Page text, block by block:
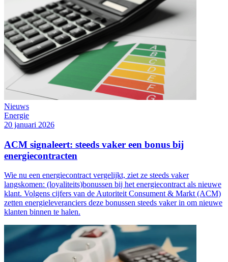
Nieuws
Energie
20 januari 2026
ACM signaleert: steeds vaker een bonus bij
energiecontracten
Wie nu een energiecontract vergelijkt, ziet ze steeds vaker
langskomen: (loyaliteits)bonussen bij het energiecontract als nieuwe
klant. Volgens cijfers van de Autoriteit Consument & Markt (ACM)
zetten energieleveranciers deze bonussen steeds vaker in om nieuwe
klanten binnen te halen.